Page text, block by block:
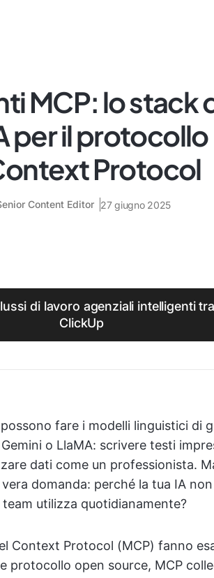
MCP: lo stack
per il protocollo
Protocol
Content Editor 27 giugno 2025
di lavoro agenziali intelligenti
ClickUp
fare i modelli linguistici di
Gemini o LlaMA: scrivere testi
dati come un professionista.
domanda: perché la tua IA
utilizza quotidianamente?
Context Protocol (MCP) fanno
protocollo open source, MCP